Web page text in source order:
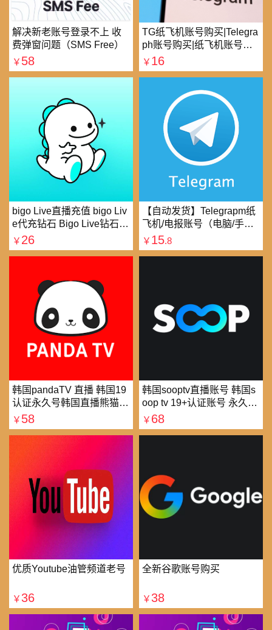
解决新老账号登录不上 收
费弹窗问题（SMS Free）
￥ 58
TG纸飞机账号购买|Telegra
ph账号购买|纸飞机账号购
买|电报账号购买
￥ 16
bigo Live直播充值 bigo Liv
e代充钻石 Bigo Live钻石充
值直播礼物钻石代充
￥ 26
【自动发货】Telegrapm纸
飞机/电报账号（电脑/手机
均可以登录）
￥ 15.8
韩国pandaTV 直播 韩国19
认证永久号韩国直播熊猫tv
可改密 一人一号
￥ 58
韩国sooptv直播账号 韩国s
oop tv 19+认证账号 永久使
用
￥ 68
优质Youtube油管频道老号
￥ 36
全新谷歌账号购买
￥ 38